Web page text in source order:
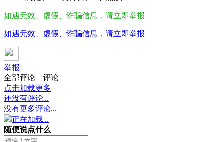
如遇无效、虚假、诈骗信息，请立即举报
如遇无效、虚假、诈骗信息，请立即举报
举报
全部评论
评论
点击加载更多
还没有评论...
没有更多评论...
正在加载...
随便说点什么